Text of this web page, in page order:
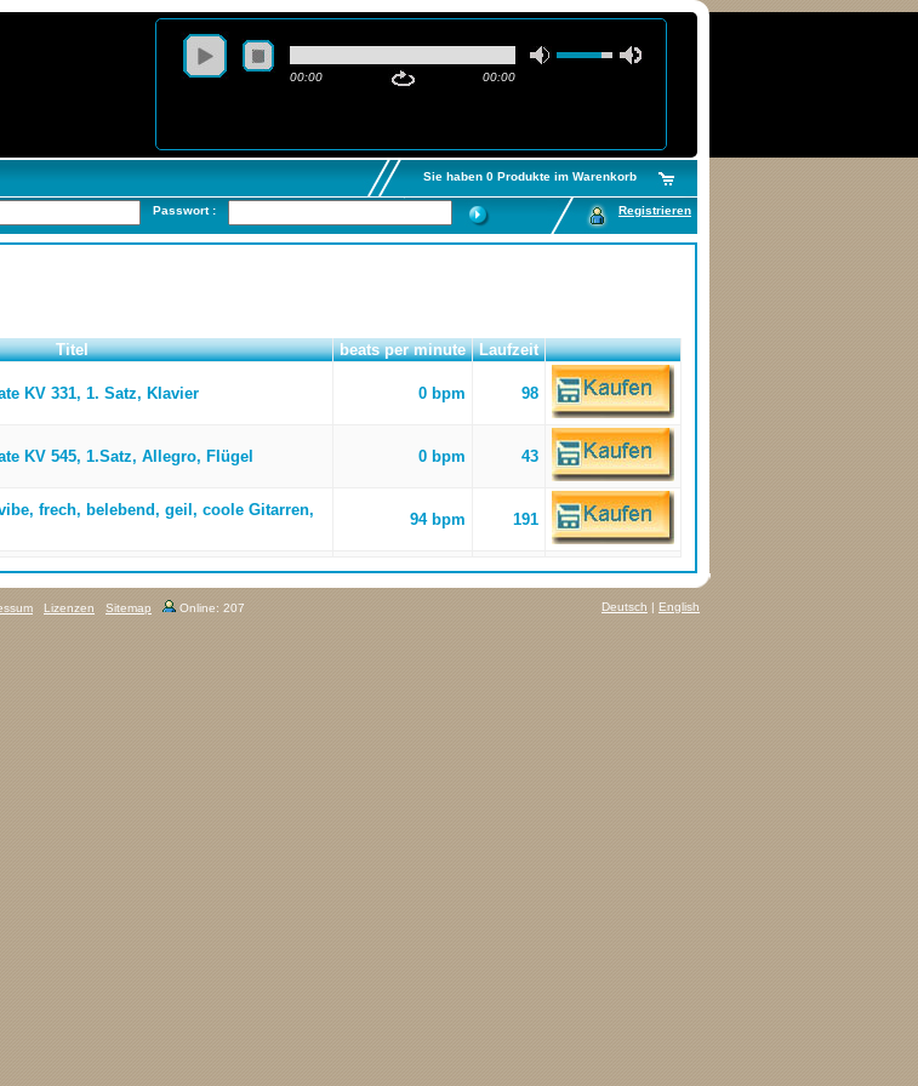
00:00 00:00
Sie haben 0 Produkte im Warenkorb
Passwort : Registrieren
Titel beats per minute Laufzeit
KV 331, 1. Satz, Klavier 0 bpm 98
KV 545, 1.Satz, Allegro, Flügel 0 bpm 43
frech, belebend, geil, coole Gitarren,
94 bpm 191
Deutsch | English
Lizenzen Sitemap Online: 207